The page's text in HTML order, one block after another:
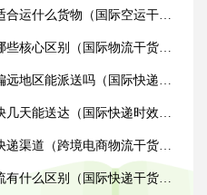
么货物（国际空运干货知识分享）
区别（国际物流干货知识分享）
派送吗（国际快递干货知识分享）
能送达（国际快递时效详解）
（跨境电商物流干货知识分享）
区别（国际快递干货知识分享）